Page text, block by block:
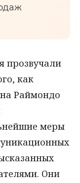
прозвучали
как
Раймондо
меры
Они